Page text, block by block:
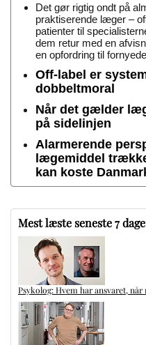
Det gør rigtig ondt på
praktiserende læger –
patienter til
dem retur med en
en opfordring til
Off-label er
dobbeltmoral
Når det gælder
på sidelinjen
Alarmerende
lægemiddel
kan koste
Mest læste seneste 7 dage
Psykolog: Hvem har ansvaret,